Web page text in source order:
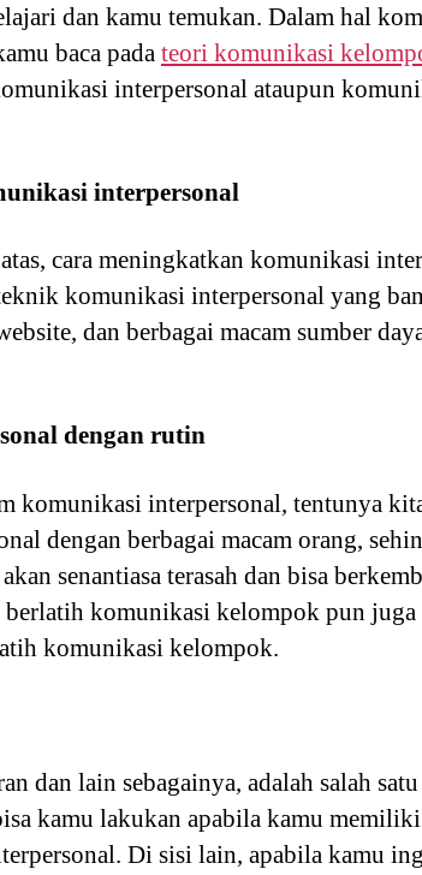
dan kamu temukan. Dalam hal
baca pada teori komunikasi
interpersonal ataupun
interpersonal
cara meningkatkan komunikasi
komunikasi interpersonal yang
dan berbagai macam sumber
dengan rutin
komunikasi interpersonal, tentunya
dengan berbagai macam orang,
senantiasa terasah dan bisa
komunikasi kelompok pun juga
komunikasi kelompok.
dan lain sebagainya, adalah salah
kamu lakukan apabila kamu memiliki
Di sisi lain, apabila kamu